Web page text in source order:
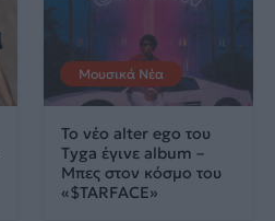
Μουσικά Νέα
Το νέο alter ego του
Tyga έγινε album –
Μπες στον κόσμο του
«$TARFACE»